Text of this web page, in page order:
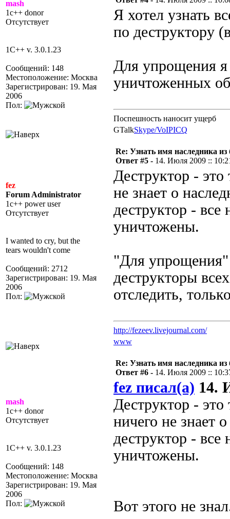
mash
1c++ donor
Отсутствует
1C++ v. 3.0.1.23
Сообщений: 148
Местоположение: Москва
Зарегистрирован: 19. Мая
2006
Пол:
Я хотел узнать
по деструктору
Для упрощения
уничтоженных
Поспешность наносит ущерб
GTalkSkype/VoIPICQ
fez
Forum Administrator
1c++ power user
Отсутствует
I wanted to cry, but the
tears wouldn't come
Сообщений: 2712
Зарегистрирован: 19. Мая
2006
Пол:
Re: Узнать имя наследника из
Ответ #5 - 14. Июля 2009 ::
Деструктор -
не знает о
деструктор -
уничтожены.
"Для упрощения"
деструкторы
отследить,
http://fezeev.livejournal.com/
www
mash
1c++ donor
Отсутствует
1C++ v. 3.0.1.23
Сообщений: 148
Местоположение: Москва
Зарегистрирован: 19. Мая
2006
Пол:
Re: Узнать имя наследника из
Ответ #6 - 14. Июля 2009 ::
fez писал(а) 14.
Деструктор -
ничего не знает
деструктор -
уничтожены.
Вот этого не